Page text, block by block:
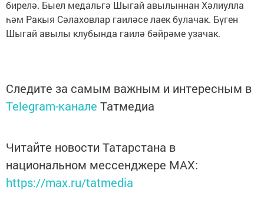
бирелә. Быел медальгә Шыгай авылыннан Хәлиулла
һәм Ракыя Сәлаховлар гаиләсе лаек булачак. Бүген
Шыгай авылы клубында гаилә бәйрәме узачак.
Следите за самым важным и интересным в
Telegram-канале Татмедиа
Читайте новости Татарстана в
национальном мессенджере MАХ:
https://max.ru/tatmedia